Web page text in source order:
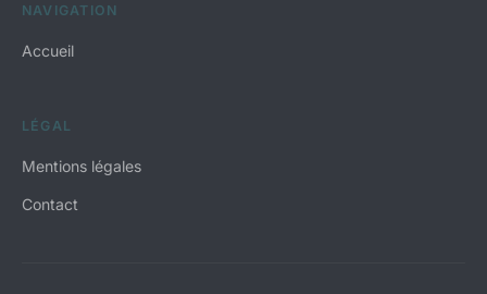
NAVIGATION
Accueil
LÉGAL
Mentions légales
Contact